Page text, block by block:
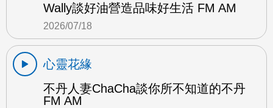
Wally談好油營造品味好生活 FM AM
2026/07/18
心靈花緣
不丹人妻ChaCha談你所不知道的不丹
FM AM